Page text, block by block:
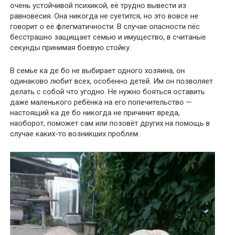
очень устойчивой психикой, её трудно вывести из
равновесия. Она никогда не суетится, но это вовсе не
говорит о её флегматичности. В случае опасности пёс
бесстрашно защищает семью и имущество, в считаные
секунды принимая боевую стойку.
В семье ка де бо не выбирает одного хозяина, он
одинаково любит всех, особенно детей. Им он позволяет
делать с собой что угодно. Не нужно бояться оставить
даже маленького ребёнка на его попечительство —
настоящий ка де бо никогда не причинит вреда,
наоборот, поможет сам или позовёт других на помощь в
случае каких-то возникших проблем.